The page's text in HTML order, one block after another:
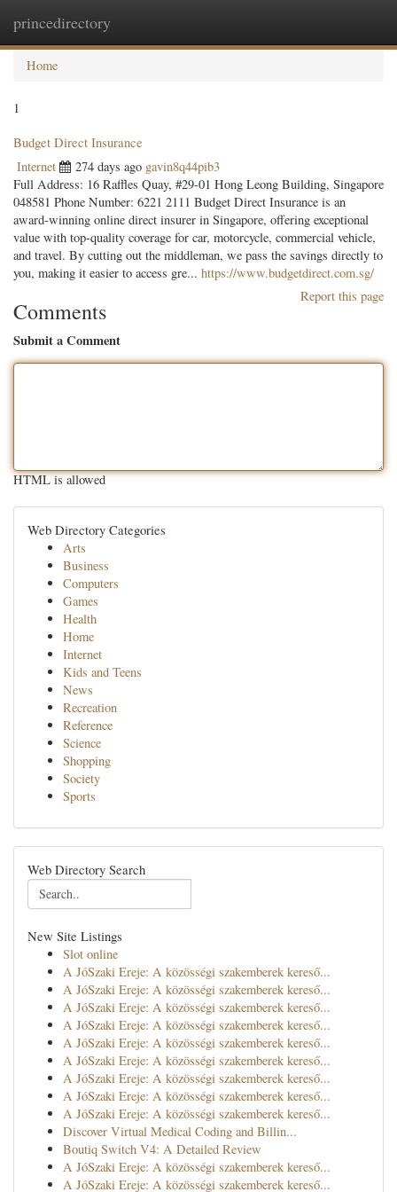
princedirectory
Home
1
Budget Direct Insurance
Internet 274 days ago gavin8q44pib3
Full Address: 16 Raffles Quay, #29-01 Hong Leong Building, Singapore
048581 Phone Number: 6221 2111 Budget Direct Insurance is an
award-winning online direct insurer in Singapore, offering exceptional
value with top-quality coverage for car, motorcycle, commercial vehicle,
and travel. By cutting out the middleman, we pass the savings directly to
you, making it easier to access gre... https://www.budgetdirect.com.sg/
Report this page
Comments
Submit a Comment
HTML is allowed
Web Directory Categories
Arts
Business
Computers
Games
Health
Home
Internet
Kids and Teens
News
Recreation
Reference
Science
Shopping
Society
Sports
Web Directory Search
New Site Listings
Slot online
A JóSzaki Ereje: A közösségi szakemberek kereső...
A JóSzaki Ereje: A közösségi szakemberek kereső...
A JóSzaki Ereje: A közösségi szakemberek kereső...
A JóSzaki Ereje: A közösségi szakemberek kereső...
A JóSzaki Ereje: A közösségi szakemberek kereső...
A JóSzaki Ereje: A közösségi szakemberek kereső...
A JóSzaki Ereje: A közösségi szakemberek kereső...
A JóSzaki Ereje: A közösségi szakemberek kereső...
A JóSzaki Ereje: A közösségi szakemberek kereső...
Discover Virtual Medical Coding and Billin...
Boutiq Switch V4: A Detailed Review
A JóSzaki Ereje: A közösségi szakemberek kereső...
A JóSzaki Ereje: A közösségi szakemberek kereső...